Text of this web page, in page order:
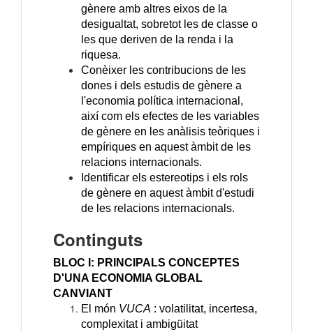
gènere amb altres eixos de la
desigualtat, sobretot les de classe o
les que deriven de la renda i la
riquesa.
Conèixer les contribucions de les
dones i dels estudis de gènere a
l'economia política internacional,
així com els efectes de les variables
de gènere en les anàlisis teòriques i
empíriques en aquest àmbit de les
relacions internacionals.
Identificar els estereotips i els rols
de gènere en aquest àmbit d'estudi
de les relacions internacionals.
Continguts
BLOC I: PRINCIPALS CONCEPTES
D'UNA ECONOMIA GLOBAL
CANVIANT
El món VUCA : volatilitat, incertesa,
complexitat i ambigüitat